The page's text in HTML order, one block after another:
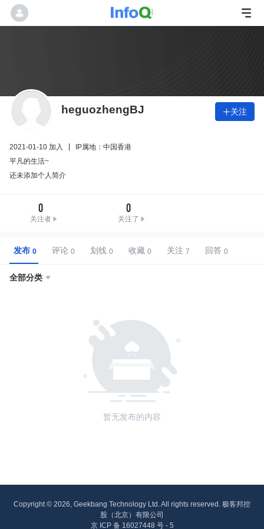
heguozhengBJ 关注
2021-01-10 加入
IP属地：中国香港
平凡的生活~
还未添加个人简介
0
关注者
0
关注了
发布 评论 划线 收藏 关注 回答
全部分类 
暂无发布的内容
Copyright © 2026, Geekbang Technology Ltd. All rights reserved. 极客邦控
股（北京）有限公司
京 ICP 备 16027448 号 - 5